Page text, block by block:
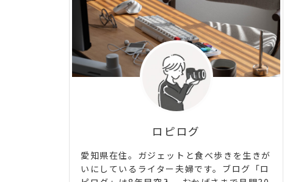
ロピログ
愛知県在住。ガジェットと食べ歩きを生きが
いにしているライター夫婦です。ブログ「ロ